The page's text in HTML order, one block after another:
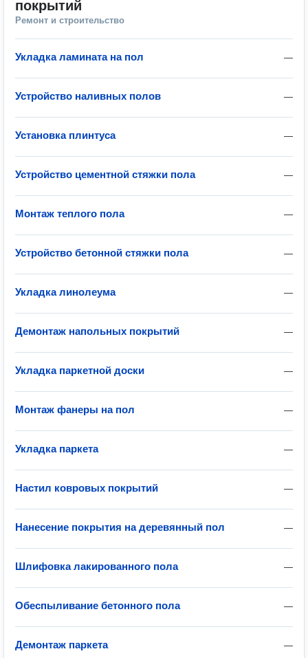
покрытий
Ремонт и строительство
—
Укладка ламината на пол
—
Устройство наливных полов
—
Установка плинтуса
—
Устройство цементной стяжки пола
—
Монтаж теплого пола
—
Устройство бетонной стяжки пола
—
Укладка линолеума
—
Демонтаж напольных покрытий
—
Укладка паркетной доски
—
Монтаж фанеры на пол
—
Укладка паркета
—
Настил ковровых покрытий
—
Нанесение покрытия на деревянный пол
—
Шлифовка лакированного пола
—
Обеспыливание бетонного пола
—
Демонтаж паркета